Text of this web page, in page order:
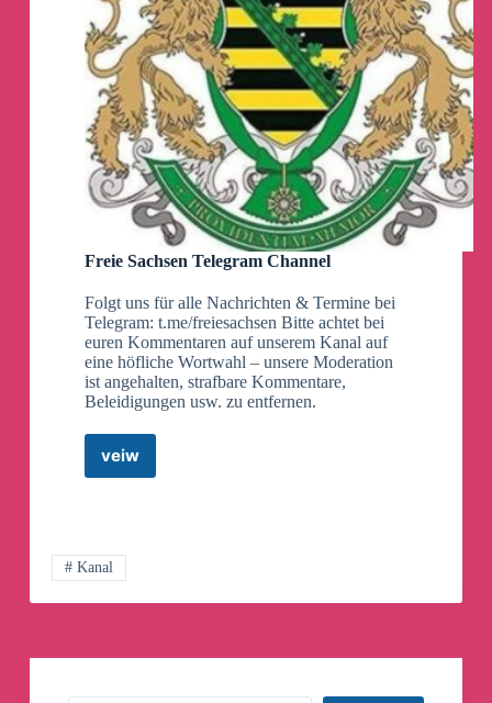
Freie Sachsen Telegram Channel
Folgt uns für alle Nachrichten & Termine bei
Telegram: t.me/freiesachsen Bitte achtet bei
euren Kommentaren auf unserem Kanal auf
eine höfliche Wortwahl – unsere Moderation
ist angehalten, strafbare Kommentare,
Beleidigungen usw. zu entfernen.
veiw
Freie
# Kanal